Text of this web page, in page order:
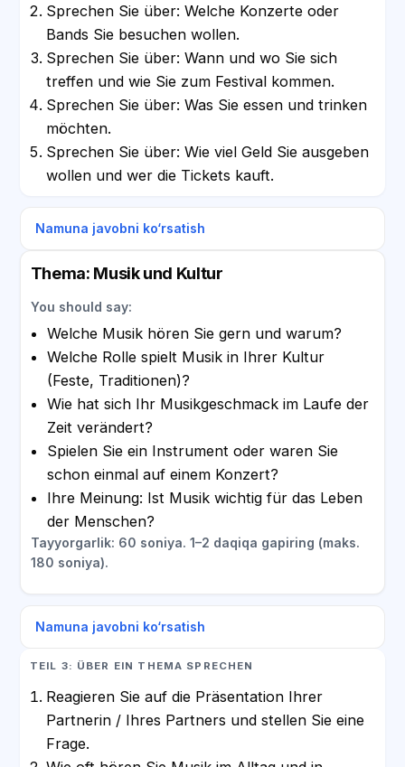
Sprechen Sie über: Welche Konzerte oder
Bands Sie besuchen wollen.
Sprechen Sie über: Wann und wo Sie sich
treffen und wie Sie zum Festival kommen.
Sprechen Sie über: Was Sie essen und trinken
möchten.
Sprechen Sie über: Wie viel Geld Sie ausgeben
wollen und wer die Tickets kauft.
Namuna javobni ko‘rsatish
Thema: Musik und Kultur
You should say:
Welche Musik hören Sie gern und warum?
Welche Rolle spielt Musik in Ihrer Kultur
(Feste, Traditionen)?
Wie hat sich Ihr Musikgeschmack im Laufe der
Zeit verändert?
Spielen Sie ein Instrument oder waren Sie
schon einmal auf einem Konzert?
Ihre Meinung: Ist Musik wichtig für das Leben
der Menschen?
Tayyorgarlik: 60 soniya. 1–2 daqiqa gapiring (maks.
180 soniya).
Namuna javobni ko‘rsatish
TEIL 3: ÜBER EIN THEMA SPRECHEN
Reagieren Sie auf die Präsentation Ihrer
Partnerin / Ihres Partners und stellen Sie eine
Frage.